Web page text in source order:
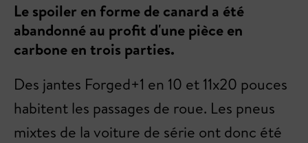
Le spoiler en forme de canard a été
abandonné au profit d'une pièce en
carbone en trois parties.
Des jantes Forged+1 en 10 et 11x20 pouces
habitent les passages de roue. Les pneus
mixtes de la voiture de série ont donc été